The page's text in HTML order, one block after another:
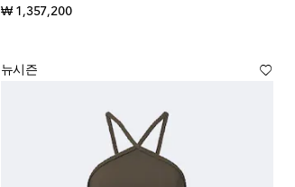
₩ 1,357,200original price
뉴시즌